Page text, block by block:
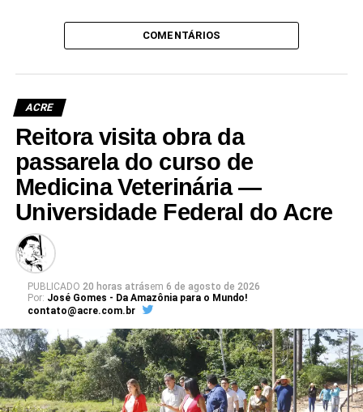
COMENTÁRIOS
ACRE
Reitora visita obra da
passarela do curso de
Medicina Veterinária —
Universidade Federal do Acre
PUBLICADO 20 horas atrásem 6 de agosto de 2026
Por: José Gomes - Da Amazônia para o Mundo!
contato@acre.com.br